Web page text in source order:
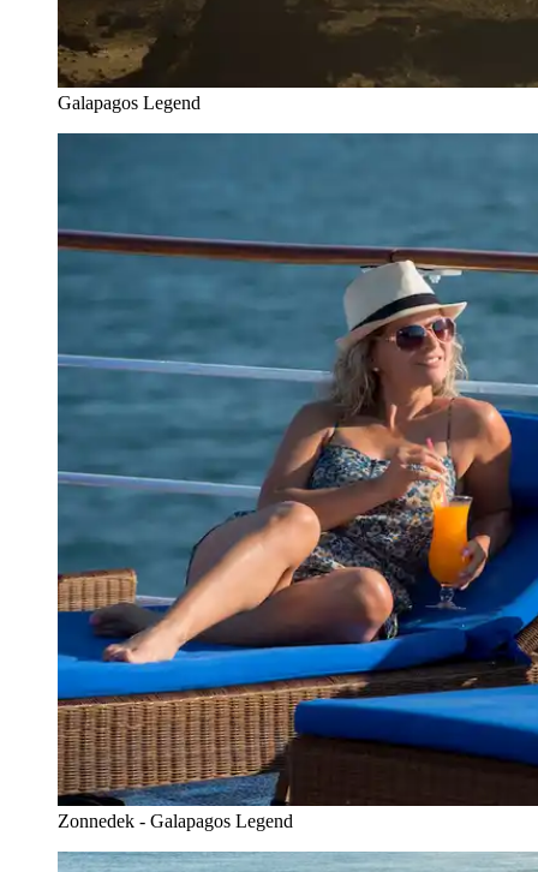
Galapagos Legend
Zonnedek - Galapagos Legend